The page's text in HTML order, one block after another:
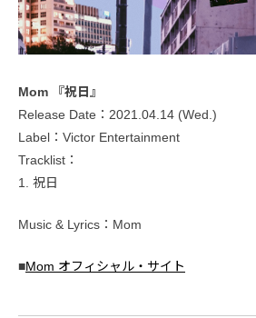
Mom 『祝日』
Release Date：2021.04.14 (Wed.)
Label：Victor Entertainment
Tracklist：
1. 祝日
Music & Lyrics：Mom
■Mom オフィシャル・サイト